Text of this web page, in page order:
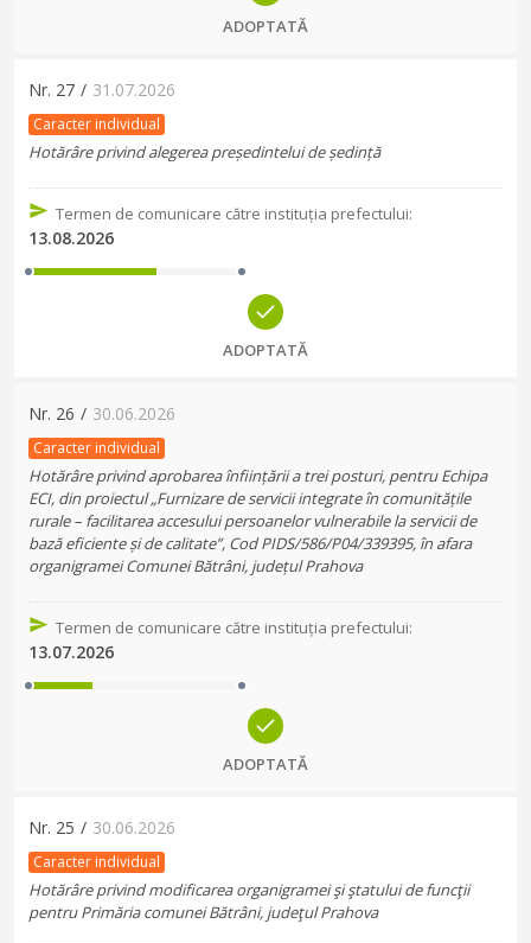
ADOPTATĂ
Nr. 27 / 31.07.2026
Caracter individual
Hotărâre privind alegerea președintelui de ședință
Termen de comunicare către instituția prefectului:
13.08.2026
ADOPTATĂ
Nr. 26 / 30.06.2026
Caracter individual
Hotărâre privind aprobarea înființării a trei posturi, pentru Echipa
ECI, din proiectul „Furnizare de servicii integrate în comunitățile
rurale – facilitarea accesului persoanelor vulnerabile la servicii de
bază eficiente și de calitate”, Cod PIDS/586/P04/339395, în afara
organigramei Comunei Bătrâni, județul Prahova
Termen de comunicare către instituția prefectului:
13.07.2026
ADOPTATĂ
Nr. 25 / 30.06.2026
Caracter individual
Hotărâre privind modificarea organigramei şi ştatului de funcţii
pentru Primăria comunei Bătrâni, judeţul Prahova